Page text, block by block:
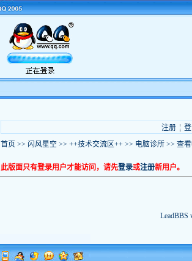
注册
首页 >> 闪风星空 >> ++技术交流区++ >> 电脑诊所 >> 查
此版面只有登录用户才能访问，请先登录或注册新用户。
LeadBBS